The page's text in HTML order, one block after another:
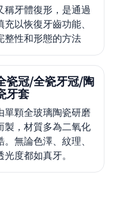
稱牙體復形，是通過
充以恢復牙齒功能、
整性和形態的方法
瓷冠/全瓷牙冠/陶
牙套
單顆全玻璃陶瓷研磨
製，材質多為二氧化
。無論色澤、紋理、
光度都如真牙。